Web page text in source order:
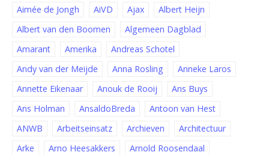
Aimée de Jongh AiVD Ajax
Albert Heijn
Albert van den Boomen
Algemeen Dagblad
Amarant
Amerika
Andreas Schotel
Andy van der Meijde
Anna Rosling
Anneke Laros
Annette Eikenaar
Anouk de Rooij
Ans Buys
Ans Holman
AnsaldoBreda
Antoon van Hest
ANWB
Arbeitseinsatz Archieven
Architectuur
Arke
Arno Heesakkers
Arnold Roosendaal